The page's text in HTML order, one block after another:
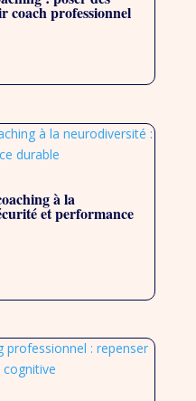
coach professionnel
à la
et performance